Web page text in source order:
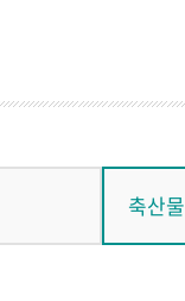
축산물